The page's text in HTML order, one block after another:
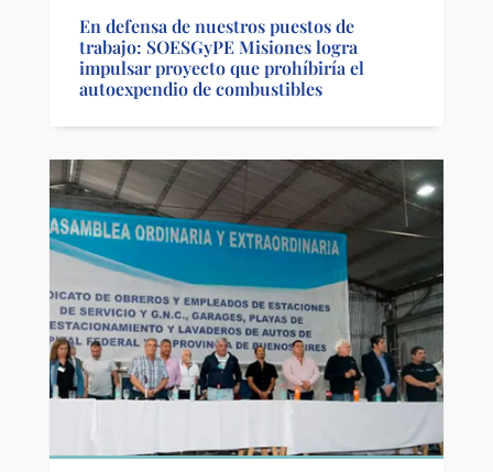
En defensa de nuestros puestos de
trabajo: SOESGyPE Misiones logra
impulsar proyecto que prohíbiría el
autoexpendio de combustibles